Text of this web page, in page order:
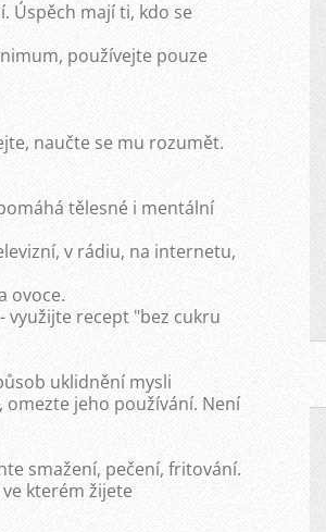
Úspěch mají ti, kdo se
používejte pouze
naučte se mu rozumět.
tělesné i mentální
v rádiu, na internetu,
ovoce.
využijte recept "bez cukru
uklidnění mysli
jeho používání. Není
smažení, pečení, fritování.
kterém žijete